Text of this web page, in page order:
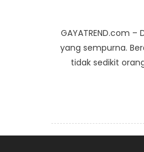
GAYATREND.com
yang sempurna.
tidak sedikit